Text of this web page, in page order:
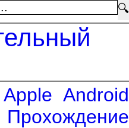
🔍
Apple Android
Прохождение